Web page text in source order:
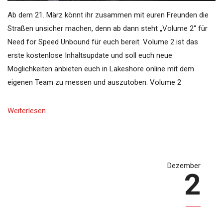
Ab dem 21. März könnt ihr zusammen mit euren Freunden die
Straßen unsicher machen, denn ab dann steht „Volume 2“ für
Need for Speed Unbound für euch bereit. Volume 2 ist das
erste kostenlose Inhaltsupdate und soll euch neue
Möglichkeiten anbieten euch in Lakeshore online mit dem
eigenen Team zu messen und auszutoben. Volume 2
Weiterlesen
Dezember
2